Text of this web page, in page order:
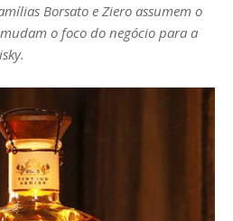
Borsato e Ziero assumem o
o foco do negócio para a